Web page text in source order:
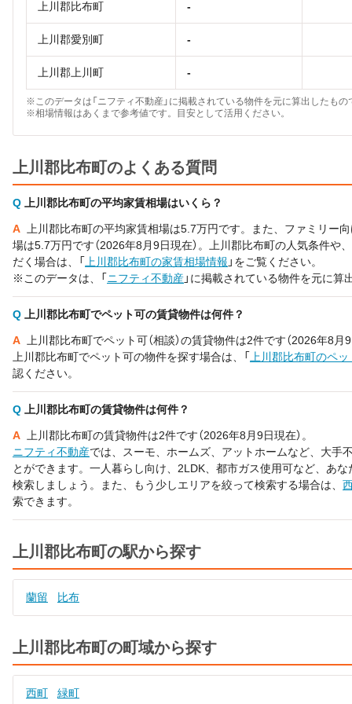
上川郡比布町 -
上川郡愛別町 -
上川郡上川町 -
※このデータは「ニフティ不動産」に掲載されている物件を元に算出したも
※相場情報はあくまで参考値です。目安として活用ください。
上川郡比布町のよくある質問
Q 上川郡比布町の平均家賃相場はいくら？
A
上川郡比布町の平均家賃相場は5.7万円です。また、ファミリー向
場は5.7万円です（2026年8月9日現在）。上川郡比布町の人気条件や
だく場合は、「 上川郡比布町の家賃相場情報 」をご覧ください。
※このデータは、「ニフティ不動産」に掲載されている物件を元に算
Q 上川郡比布町でペット可の賃貸物件は何件？
A
上川郡比布町でペット可（相談）の賃貸物件は2件です（2026年8月
上川郡比布町でペット可の物件を探す場合は、「 上川郡比布町のペッ
認ください。
Q 上川郡比布町の賃貸物件は何件？
A
上川郡比布町の賃貸物件は2件です（2026年8月9日現在）。
ニフティ不動産では、スーモ、ホームズ、アットホームなど、大手
とができます。一人暮らし向け、2LDK、都市ガス使用可など、あ
検索しましょう。また、もう少しエリアを絞って検索する場合は、
索できます。
上川郡比布町の駅から探す
蘭留 比布
上川郡比布町の町域から探す
西町 緑町